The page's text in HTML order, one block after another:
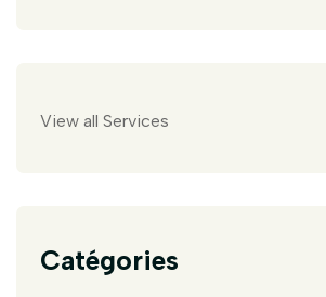
View all Services
Catégories